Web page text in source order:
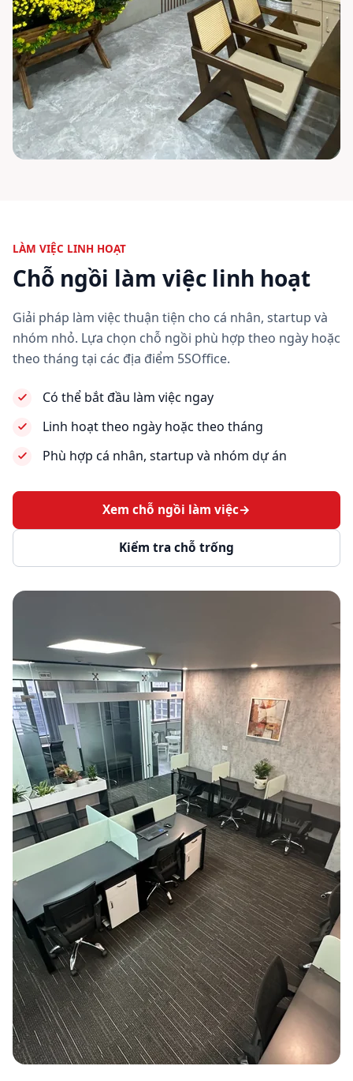
LÀM VIỆC LINH HOẠT
Chỗ ngồi làm việc linh hoạt
Giải pháp làm việc thuận tiện cho cá nhân, startup và
nhóm nhỏ. Lựa chọn chỗ ngồi phù hợp theo ngày hoặc
theo tháng tại các địa điểm 5SOffice.
Có thể bắt đầu làm việc ngay
Linh hoạt theo ngày hoặc theo tháng
Phù hợp cá nhân, startup và nhóm dự án
Xem chỗ ngồi làm việc→
Kiểm tra chỗ trống